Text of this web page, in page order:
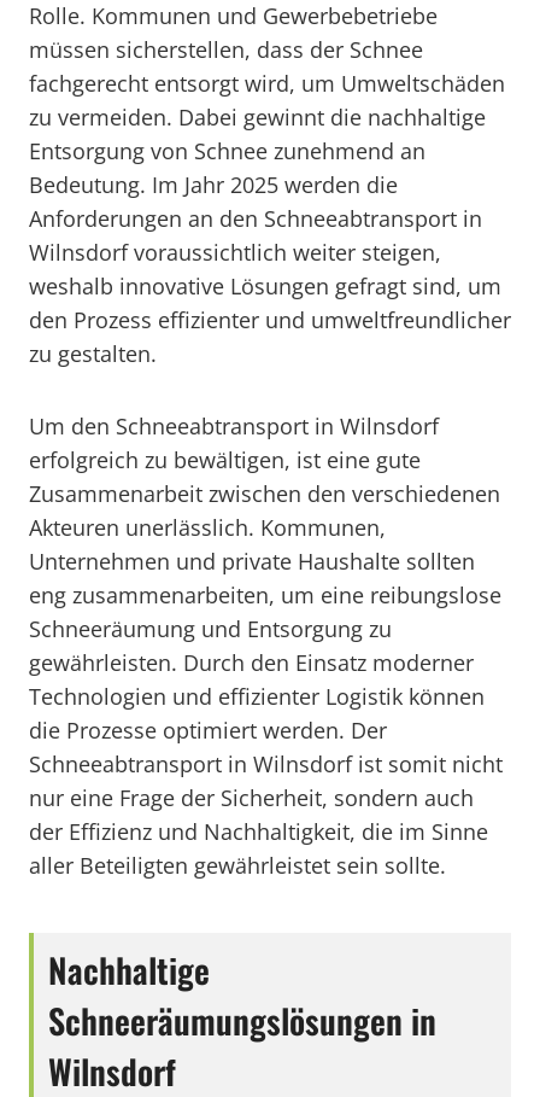
Rolle. Kommunen und Gewerbebetriebe
müssen sicherstellen, dass der Schnee
fachgerecht entsorgt wird, um Umweltschäden
zu vermeiden. Dabei gewinnt die nachhaltige
Entsorgung von Schnee zunehmend an
Bedeutung. Im Jahr 2025 werden die
Anforderungen an den Schneeabtransport in
Wilnsdorf voraussichtlich weiter steigen,
weshalb innovative Lösungen gefragt sind, um
den Prozess effizienter und umweltfreundlicher
zu gestalten.
Um den Schneeabtransport in Wilnsdorf
erfolgreich zu bewältigen, ist eine gute
Zusammenarbeit zwischen den verschiedenen
Akteuren unerlässlich. Kommunen,
Unternehmen und private Haushalte sollten
eng zusammenarbeiten, um eine reibungslose
Schneeräumung und Entsorgung zu
gewährleisten. Durch den Einsatz moderner
Technologien und effizienter Logistik können
die Prozesse optimiert werden. Der
Schneeabtransport in Wilnsdorf ist somit nicht
nur eine Frage der Sicherheit, sondern auch
der Effizienz und Nachhaltigkeit, die im Sinne
aller Beteiligten gewährleistet sein sollte.
Nachhaltige
Schneeräumungslösungen in
Wilnsdorf